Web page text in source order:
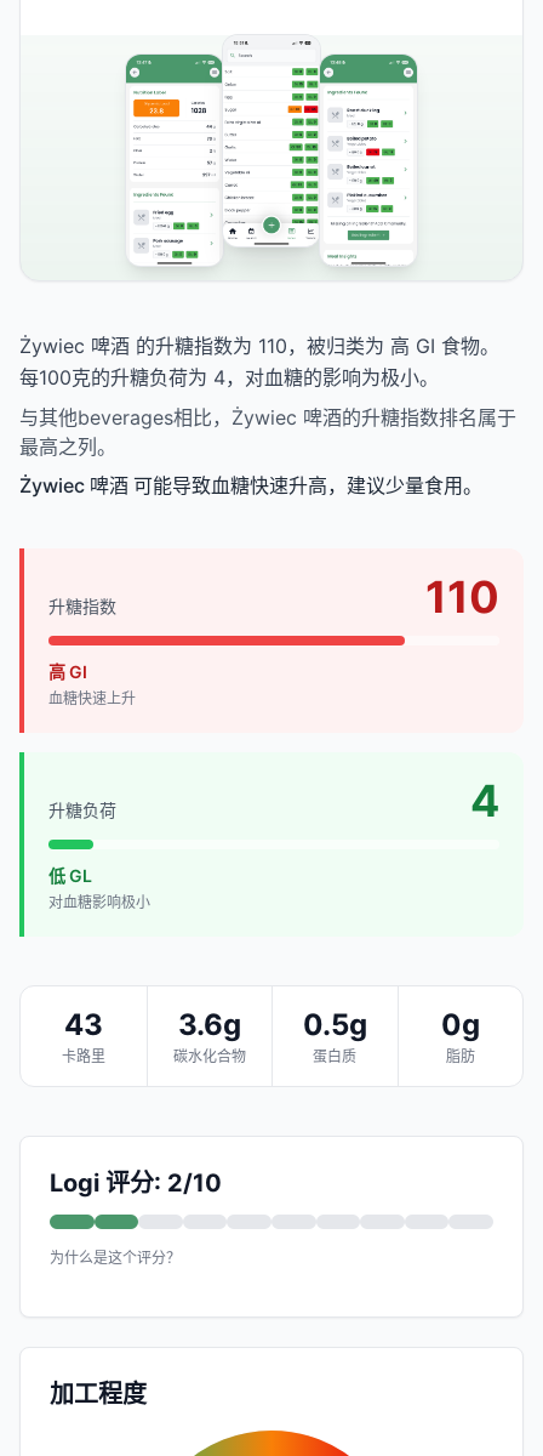
Żywiec 啤酒 的升糖指数为 110，被归类为 高 GI 食物。
每100克的升糖负荷为 4，对血糖的影响为极小。
与其他beverages相比，Żywiec 啤酒的升糖指数排名属于
最高之列。
Żywiec 啤酒 可能导致血糖快速升高，建议少量食用。
升糖指数 110
高 GI
血糖快速上升
升糖负荷 4
低 GL
对血糖影响极小
43
卡路里
3.6g
碳水化合物
0.5g
蛋白质
0g
脂肪
Logi 评分: 2/10
为什么是这个评分？
加工程度